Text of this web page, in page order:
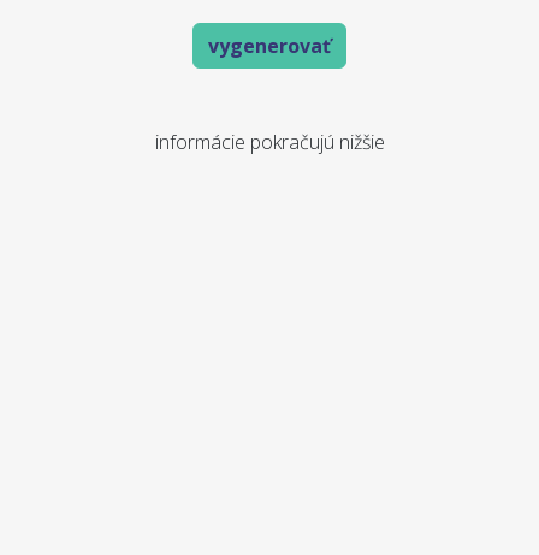
vygenerovať
informácie pokračujú nižšie